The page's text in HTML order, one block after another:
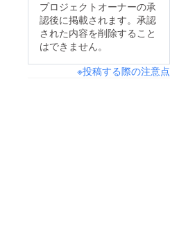
プロジェクトオーナーの承
認後に掲載されます。承認
された内容を削除すること
はできません。
※投稿する際の注意点